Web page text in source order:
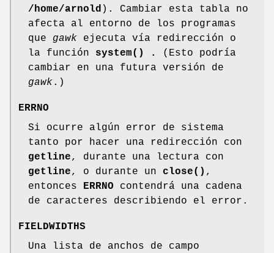
/home/arnold ). Cambiar esta tabla no
afecta al entorno de los programas
que gawk ejecuta vía redirección o
la función system() .
(Esto podría
cambiar en una futura versión de
gawk .)
ERRNO
Si ocurre algún error de sistema
tanto por hacer una redirección con
getline, durante una lectura con
getline, o durante un close() ,
entonces ERRNO contendrá una cadena
de caracteres describiendo el error.
FIELDWIDTHS
Una lista de anchos de campo